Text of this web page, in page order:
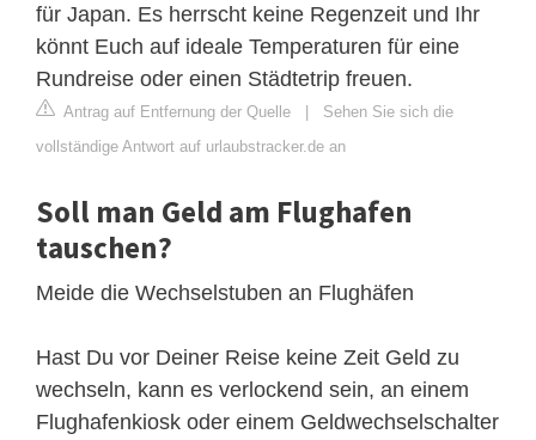
für Japan. Es herrscht keine Regenzeit und Ihr
könnt Euch auf ideale Temperaturen für eine
Rundreise oder einen Städtetrip freuen.
Antrag auf Entfernung der Quelle | Sehen Sie sich die
vollständige Antwort auf urlaubstracker.de an
Soll man Geld am Flughafen
tauschen?
Meide die Wechselstuben an Flughäfen
Hast Du vor Deiner Reise keine Zeit Geld zu
wechseln, kann es verlockend sein, an einem
Flughafenkiosk oder einem Geldwechselschalter